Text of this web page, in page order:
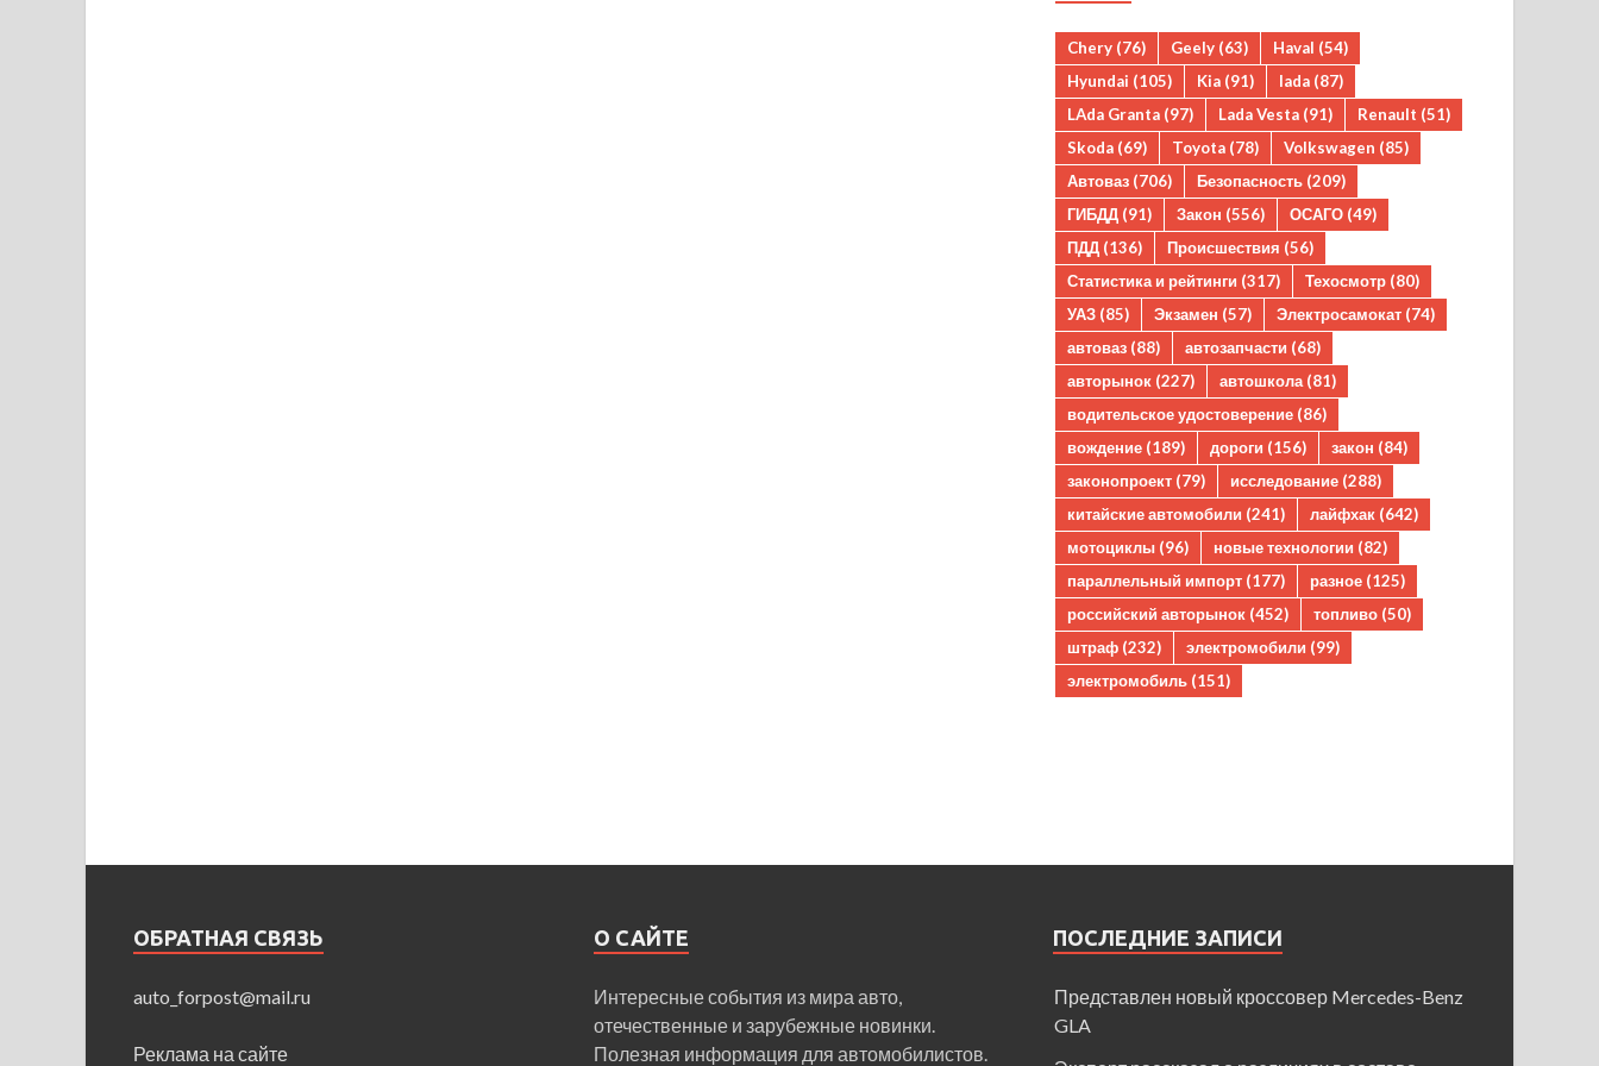
Chery (76) Geely (63) Haval (54)
Hyundai (105) Kia (91) lada (87)
LAda Granta (97) Lada Vesta (91) Renault (51)
Skoda (69) Toyota (78) Volkswagen (85)
Автоваз (706) Безопасность (209)
ГИБДД (91) Закон (556) ОСАГО (49)
ПДД (136) Происшествия (56)
Статистика и рейтинги (317) Техосмотр (80)
УАЗ (85) Экзамен (57) Электросамокат (74)
автоваз (88) автозапчасти (68)
авторынок (227) автошкола (81)
водительское удостоверение (86)
вождение (189) дороги (156) закон (84)
законопроект (79) исследование (288)
китайские автомобили (241) лайфхак (642)
мотоциклы (96) новые технологии (82)
параллельный импорт (177) разное (125)
российский авторынок (452) топливо (50)
штраф (232) электромобили (99)
электромобиль (151)
ОБРАТНАЯ СВЯЗЬ
auto_forpost@mail.ru
Реклама на сайте
О САЙТЕ
Интересные события из мира авто,
отечественные и зарубежные новинки.
Полезная информация для автомобилистов.
ПОСЛЕДНИЕ ЗАПИСИ
Представлен новый кроссовер Mercedes-Benz
GLA